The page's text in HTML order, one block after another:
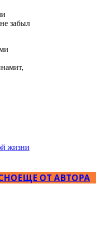
забыл
жизни
ЕЩЕ ОТ АВТОРА